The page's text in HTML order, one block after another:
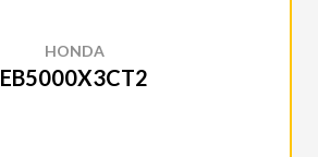
HONDA
EB5000X3CT2